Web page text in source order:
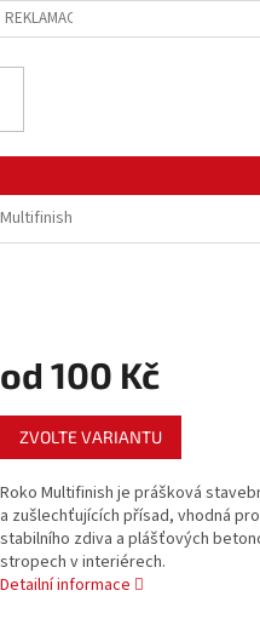
REKLAMACE ZBOŽÍ
od 100 Kč
Měrná
cena:
ZVOLTE VARIANTU
Roko Multifinish je prášková
a zušlechťujících přísad, vhodná
stabilního zdiva a plášťových
stropech v interiérech.
Detailní informace